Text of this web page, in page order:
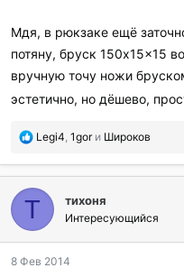
Мдя, в рюкзаке ещё
потяну, бруск 150x15x15
вручную точу ножи
эстетично, но дёшево,
П
б
л
а
о
а
Legi4, 1gorи Широков
Т тихоня
Интересующийся
8 Фев 2014